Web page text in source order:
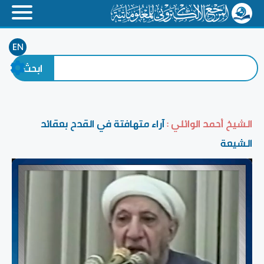
EN
الشيخ أحمد الوائلي :آراء متهافتة في القدح بعقائد
الشيعة